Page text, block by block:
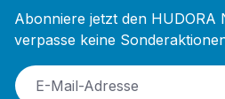
Abonniere jetzt den HUDORA
verpasse keine